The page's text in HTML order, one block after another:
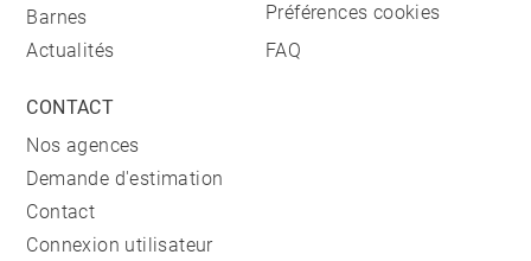
Barnes
Actualités
Préférences cookies
FAQ
CONTACT
Nos agences
Demande d'estimation
Contact
Connexion utilisateur